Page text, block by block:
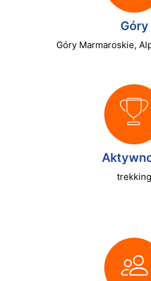
Góry
Góry Marmaroskie,
trekking